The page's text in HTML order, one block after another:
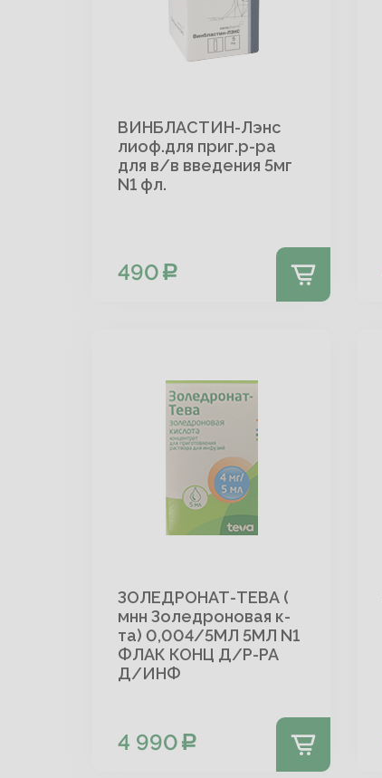
ВИНБЛАСТИН-Лэнс
лиоф.для приг.р-ра
для в/в введения 5мг
N1 фл.
490
ЗОЛЕДРОНАТ-ТЕВА (
мнн Золедроновая к-
та) 0,004/5МЛ 5МЛ N1
ФЛАК КОНЦ Д/Р-РА
Д/ИНФ
4 990